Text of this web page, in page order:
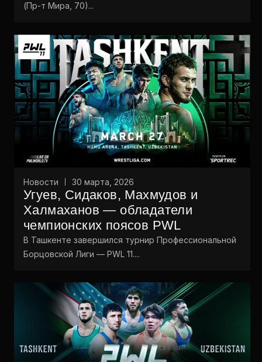
(Пр-т Мира, 70)...
Новости 30 марта, 2026
Угуев, Сидаков, Махмудов и
Халмаханов — обладатели
чемпионских поясов PWL
В Ташкенте завершился турнир Профессиональной
Борцовской Лиги — PWL 11....